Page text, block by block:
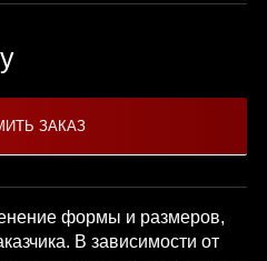
формы и размеров,
В зависимости от